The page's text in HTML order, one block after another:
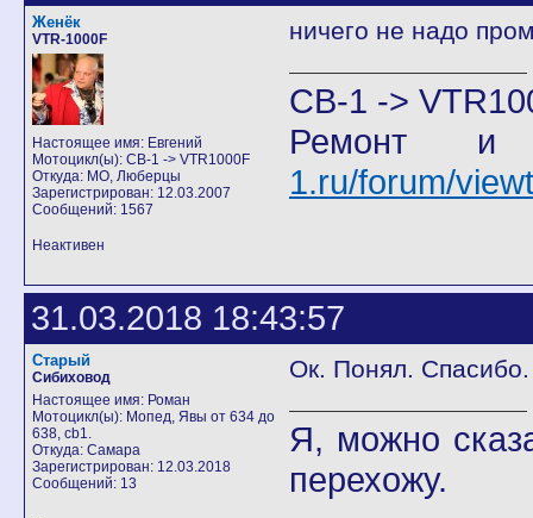
Женёк
VTR-1000F
Настоящее имя: Евгений
Мотоцикл(ы): CB-1 -> VTR1000F
Откуда: МО, Люберцы
Зарегистрирован: 12.03.2007
Сообщений: 1567
ничего не надо
CB-1 ->
Ремонт и
1.ru/forum/
Неактивен
31.03.2018 18:43:57
Старый
Сибиховод
Настоящее имя: Роман
Мотоцикл(ы): Мопед, Явы от 634 до
638, cb1.
Откуда: Самара
Зарегистрирован: 12.03.2018
Сообщений: 13
Ок. Понял. Спасибо.
Я, можно
перехожу.